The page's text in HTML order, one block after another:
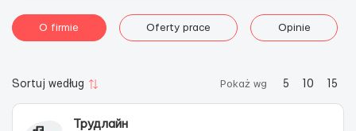
O firmie Oferty prace Opinie
Sortuj według Pokaż wg 5 10 15
Трудлайн